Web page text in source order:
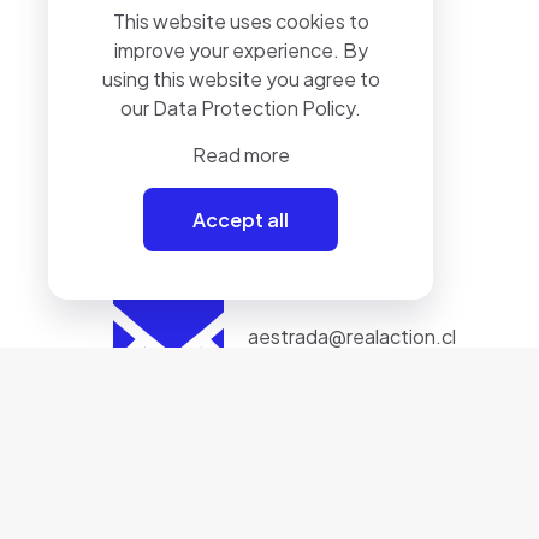
+56 9 9448 6836
aestrada@realaction.cl
This website uses cookies to
improve your experience. By
using this website you agree to
ourData Protection Policy.
Read more
Accept all